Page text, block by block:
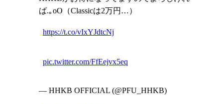
ば.｡oO（Classicは2万円…）
https://t.co/vIxYJdtcNj
pic.twitter.com/FfEejvx5eq
— HHKB OFFICIAL (@PFU_HHKB)